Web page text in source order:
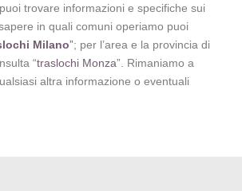
trovare informazioni e specifiche sui
in quali comuni operiamo puoi
Milano”; per l’area e la provincia di
“traslochi Monza”. Rimaniamo a
altra informazione o eventuali